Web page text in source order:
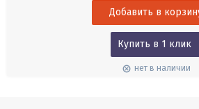
приоритет. Для того чтобы наиболее
Купить в 1 клик
нет в наличии